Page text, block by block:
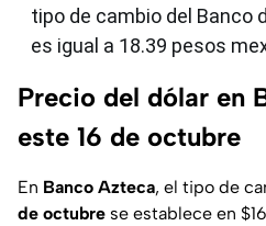
tipo de cambio del Banco
es igual a 18.39 pesos
Precio del dólar en
este 16 de octubre
En Banco Azteca, el tipo de
de octubre se establece en